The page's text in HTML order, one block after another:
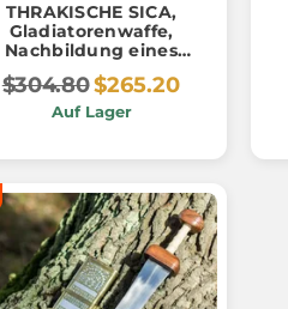
THRAKISCHE SICA,
Gladiatorenwaffe,
Nachbildung eines
Bühnenkampfes
$304.80$265.20
Auf Lager